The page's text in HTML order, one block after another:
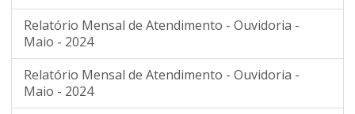
Relatório Mensal de Atendimento - Ouvidoria -
Maio - 2024
Relatório Mensal de Atendimento - Ouvidoria -
Maio - 2024